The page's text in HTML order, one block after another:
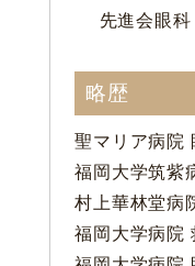
先進会眼
略歴
聖マリア病院
福岡大学筑紫
村上華林堂病
福岡大学病院